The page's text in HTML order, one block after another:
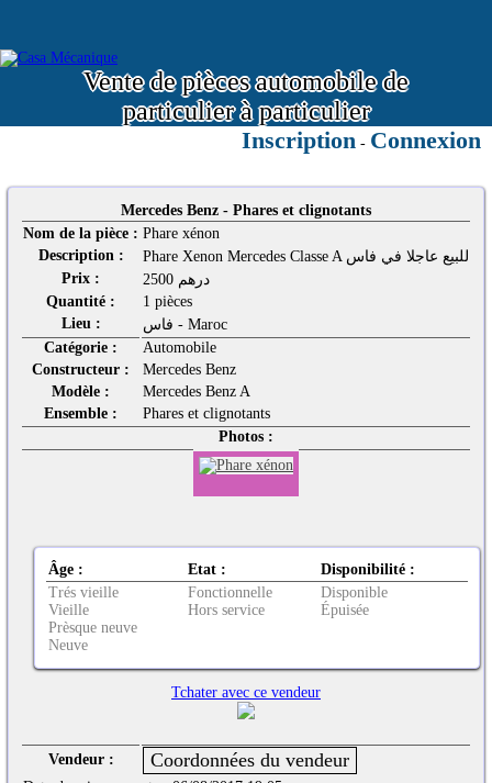
Vente de pièces automobile de
particulier à particulier
Inscription - Connexion
Mercedes Benz - Phares et clignotants
Nom de la pièce : Phare xénon
Description :
Phare Xenon Mercedes Classe A للبيع عاجلا في فاس
Prix :
2500 درهم
Quantité :
1 pièces
Lieu :
فاس - Maroc
Catégorie :
Automobile
Constructeur :
Mercedes Benz
Modèle :
Mercedes Benz A
Ensemble :
Phares et clignotants
Photos :
Âge : Etat :
Disponibilité :
Trés vieille
Vieille
Prèsque neuve
Neuve
Fonctionnelle
Hors service
Disponible
Épuisée
Tchater avec ce vendeur
Vendeur :